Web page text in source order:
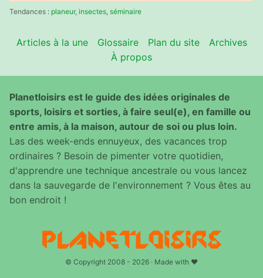
:Tendances : planeur, insectes séminaire
Articles à la une Glossaire Plan du site
Archives
À propos
Planetloisirs est le guide des idées originales de
sports, loisirs et sorties, à faire seul(e), en famille ou
entre amis, à la maison, autour de soi ou plus loin.
Las des week-ends ennuyeux, des vacances trop
ordinaires ? Besoin de pimenter votre quotidien,
d'apprendre une technique ancestrale ou vous lancez
dans la sauvegarde de l'environnement ? Vous êtes au
bon endroit !
© Copyright 2008 - 2026 · Made with ♥